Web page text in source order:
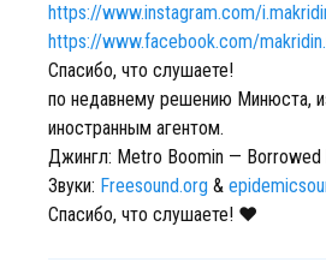
https://www.instagram.com/
https://www.facebook.com/
Спасибо, что слушаете!
по недавнему решению Минюста,
иностранным агентом.
Джингл: Metro Boomin — Borrowed
Звуки: Freesound.org &
Спасибо, что слушаете! ❤️